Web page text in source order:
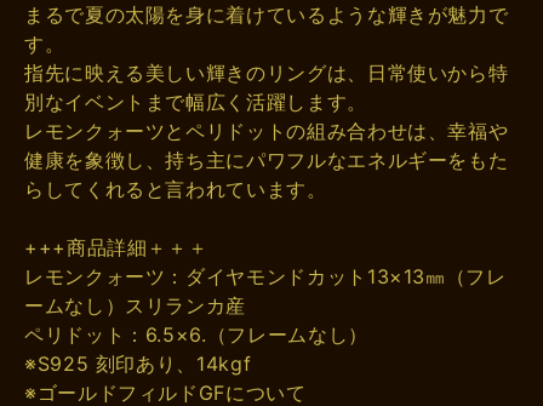
まるで夏の太陽を身に着けているような輝きが魅力で
す。
指先に映える美しい輝きのリングは、日常使いから特
別なイベントまで幅広く活躍します。
レモンクォーツとペリドットの組み合わせは、幸福や
健康を象徴し、持ち主にパワフルなエネルギーをもた
らしてくれると言われています。
+++商品詳細＋＋＋
レモンクォーツ：ダイヤモンドカット13×13㎜（フレ
ームなし）スリランカ産
ペリドット：6.5×6.（フレームなし）
※S925 刻印あり、14kgf
※ゴールドフィルドGFについて